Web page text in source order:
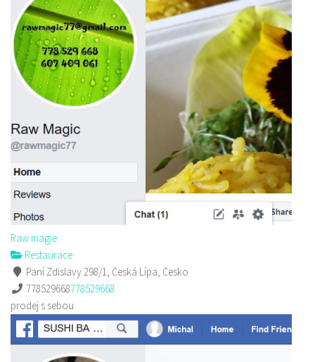
Raw magie
Restaurace
Paní Zdislavy 298/1, Česká Lípa, Česko
778529668778529668
prodej s sebou